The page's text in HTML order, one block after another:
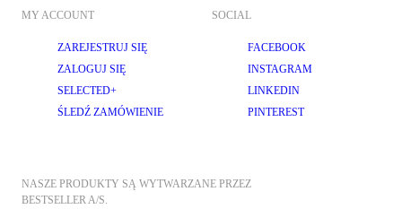
MY ACCOUNT
ZAREJESTRUJ SIĘ
ZALOGUJ SIĘ
SELECTED+
ŚLEDŹ ZAMÓWIENIE
SOCIAL
FACEBOOK
INSTAGRAM
LINKEDIN
PINTEREST
NASZE PRODUKTY SĄ WYTWARZANE PRZEZ
BESTSELLER A/S.